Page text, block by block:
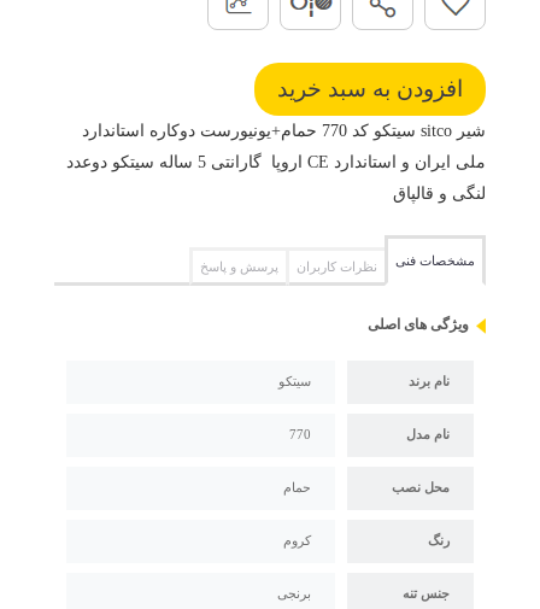
شیر sitco سیتکو کد 770 حمام+یونیورست دوکاره استاندارد
ملی ایران و استاندارد CE اروپا گارانتی 5 ساله سیتکو دوعدد
لنگی و قالپاق
مشخصات فنی نظرات کاربران پرسش و پاسخ
ویژگی های اصلی
نام برند سیتکو
نام مدل 770
محل نصب حمام
رنگ کروم
جنس تنه برنجی